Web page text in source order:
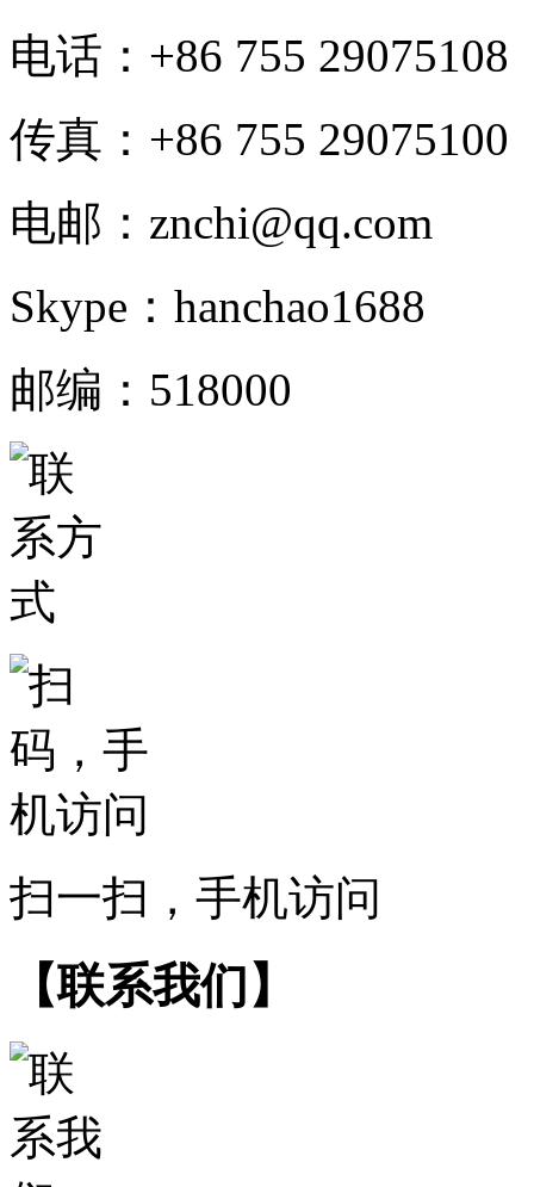
电话：+86 755 29075108
传真：+86 755 29075100
电邮：znchi@qq.com
Skype：hanchao1688
邮编：518000
扫一扫，手机访问
【联系我们】